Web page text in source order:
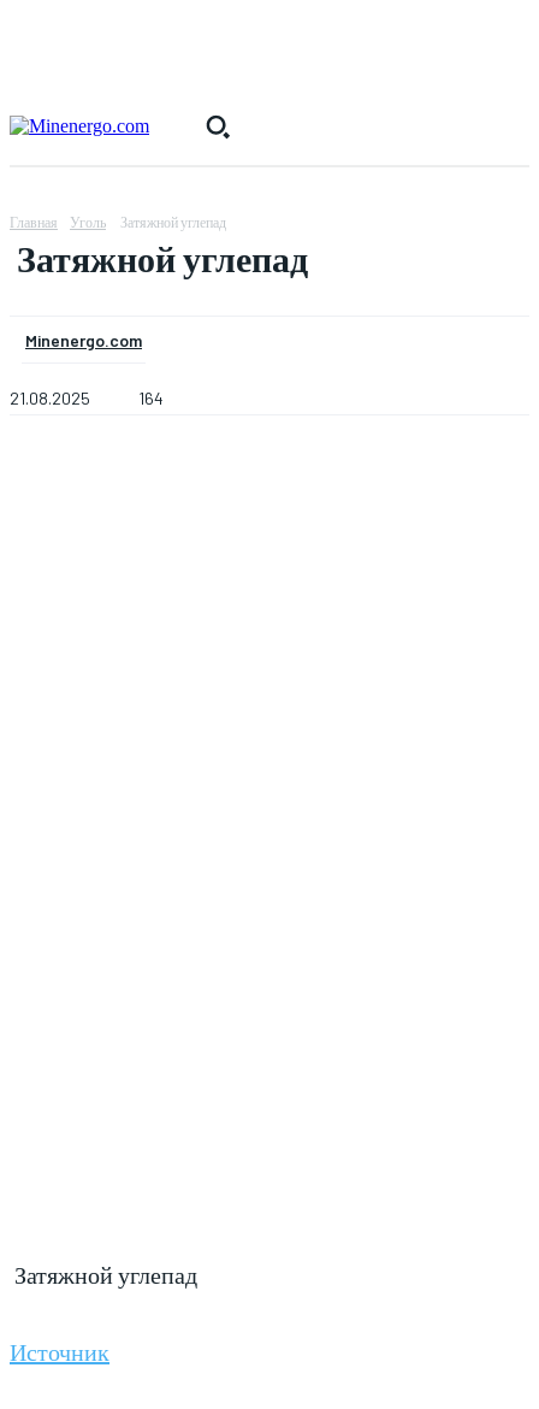
Главная Уголь Затяжной углепад
Затяжной углепад
Minenergo.com
21.08.2025 164
Затяжной углепад
Источник